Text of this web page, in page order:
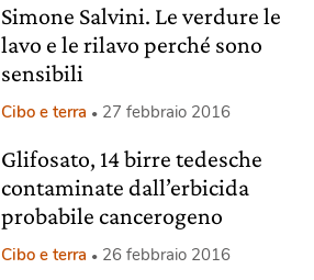
Simone Salvini. Le verdure le
lavo e le rilavo perché sono
sensibili
Cibo e terra 27 febbraio 2016
Glifosato, 14 birre tedesche
contaminate dall’erbicida
probabile cancerogeno
Cibo e terra 26 febbraio 2016